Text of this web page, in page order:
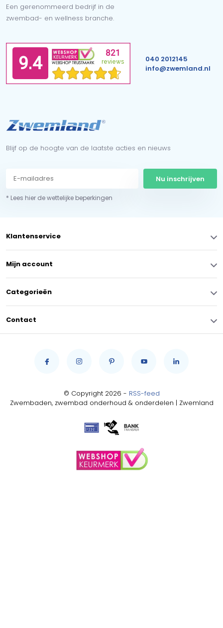
Een gerenommeerd bedrijf in de
zwembad- en wellness branche.
040 2012145
info@zwemland.nl
Blijf op de hoogte van de laatste acties en nieuws
Nu inschrijven
* Lees hier de wettelijke beperkingen
Klantenservice
Mijn account
Categorieën
Contact
© Copyright 2026 - RSS-feed
Zwembaden, zwembad onderhoud & onderdelen | Zwemland